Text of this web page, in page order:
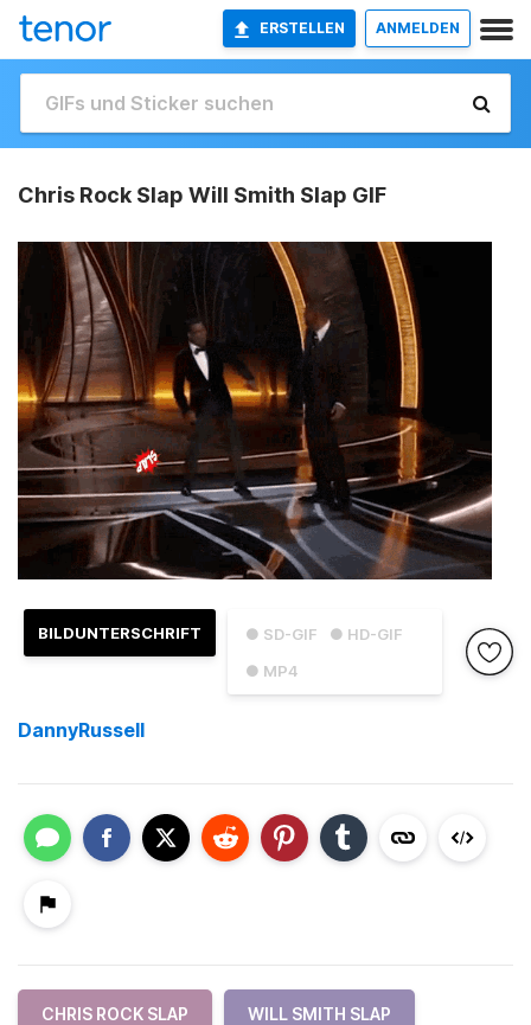
ERSTELLEN ANMELDEN
Chris Rock Slap Will Smith Slap GIF
● SD-GIF
● HD-GIF
● MP4
BILDUNTERSCHRIFT
DannyRussell
CHRIS ROCK SLAP WILL SMITH SLAP